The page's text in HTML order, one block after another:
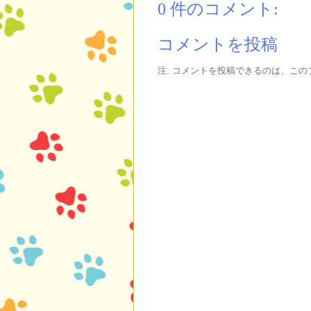
0 件のコメント:
コメントを投稿
注: コメントを投稿できるのは、この